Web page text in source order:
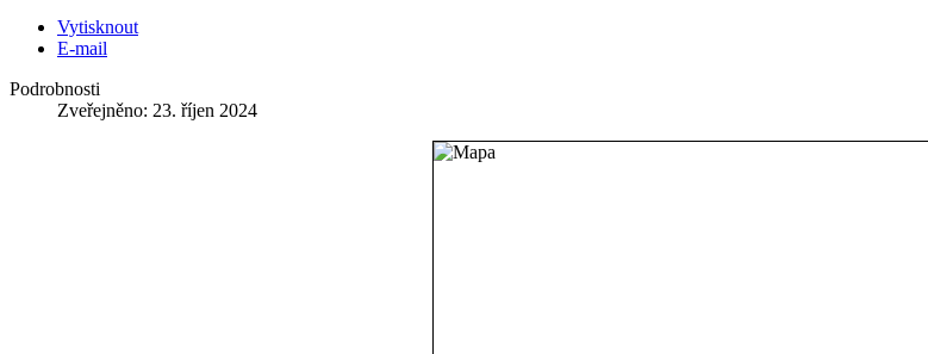
Vytisknout
E-mail
Podrobnosti
Zveřejněno: 23. říjen 2024